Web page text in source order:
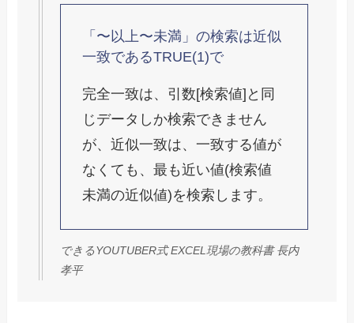
「〜以上〜未満」の検索は近似
一致であるTRUE(1)で
完全一致は、引数[検索値]と同
じデータしか検索できません
が、近似一致は、一致する値が
なくても、最も近い値(検索値
未満の近似値)を検索します。
できるYOUTUBER式 EXCEL現場の教科書 長内
孝平